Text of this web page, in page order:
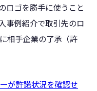
ロゴを勝手に使うこと
事例紹介で取引先のロ
相手企業の了承（許
が許諾状況を確認せ